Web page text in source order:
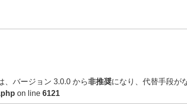
、バージョン 3.0.0 から非推奨になり、代替手段が
on line 6121